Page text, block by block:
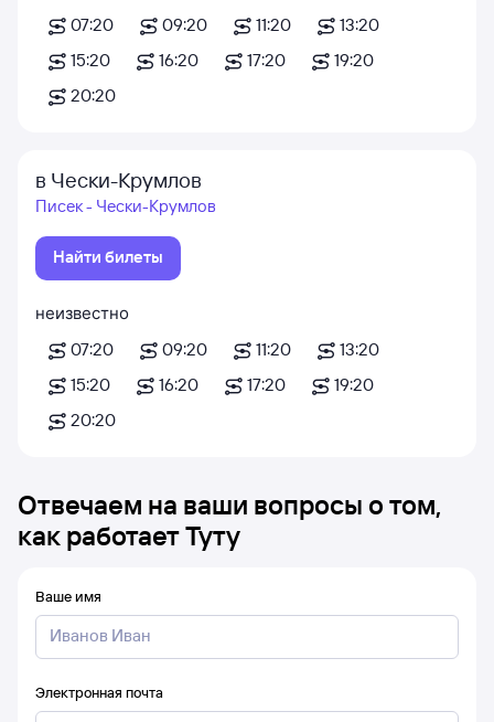
07:20
09:20 11:20
13:20
15:20
16:20 17:20
19:20
20:20
в Чески-Крумлов
Писек - Чески-Крумлов
Найти билеты
неизвестно
07:20
09:20 11:20
13:20
15:20
16:20 17:20
19:20
20:20
Отвечаем на ваши вопросы о том,
как работает Туту
Ваше имя
Электронная почта